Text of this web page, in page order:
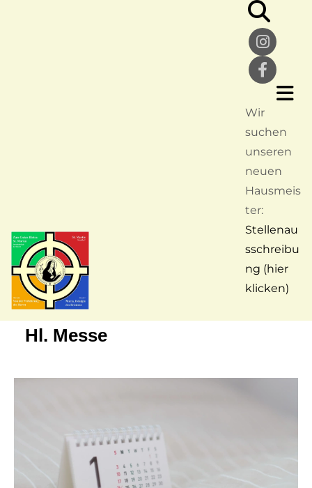
Wir
suchen
unseren
neuen
Hausmeis
ter:
Stellenau
sschreibu
ng (hier
klicken)
Hl. Messe